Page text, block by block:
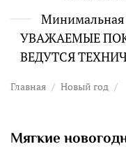
Минимальная
УВАЖАЕМЫЕ
ВЕДУТСЯ
Главная Новый год
Мягкие